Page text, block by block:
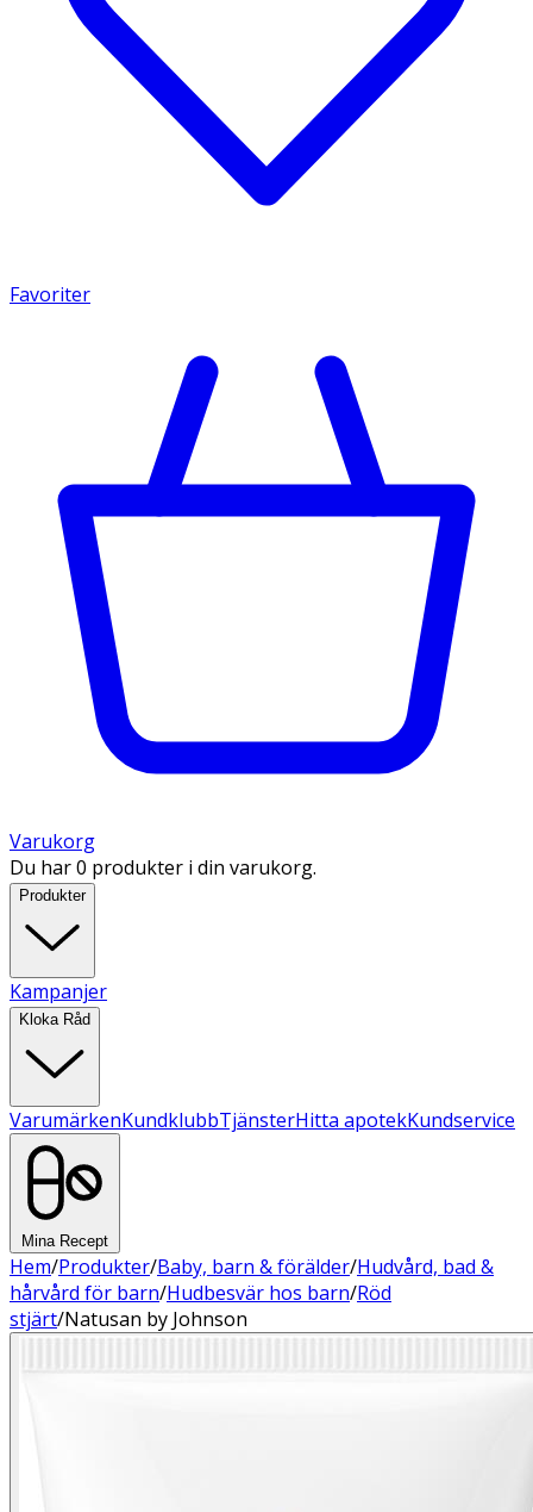
Favoriter
Varukorg
Du har 0 produkter i din varukorg.
Produkter
Kampanjer
Kloka Råd
VarumärkenKundklubbTjänsterHitta apotekKundservice
Mina Recept
Hem/Produkter/Baby, barn & förälder/Hudvård, bad &
hårvård för barn/Hudbesvär hos barn/Röd
stjärt/Natusan by Johnson